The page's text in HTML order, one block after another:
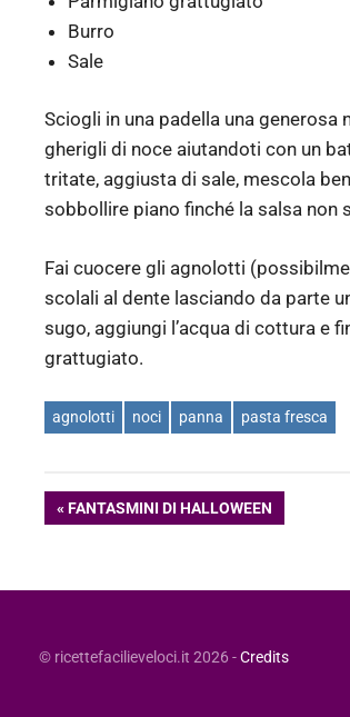
Burro
Sale
Sciogli in una padella una
gherigli di noce aiutandoti con un
tritate, aggiusta di sale, mescola
sobbollire piano finché la salsa non
Fai cuocere gli agnolotti
scolali al dente lasciando da parte
sugo, aggiungi l’acqua di cottura e
grattugiato.
agnolotti noci panna pasta fresca
Navigazione
ARTICOLO
FANTASMINI DI HALLOWEEN
© ricettefacilieveloci.it 2026 -Credits